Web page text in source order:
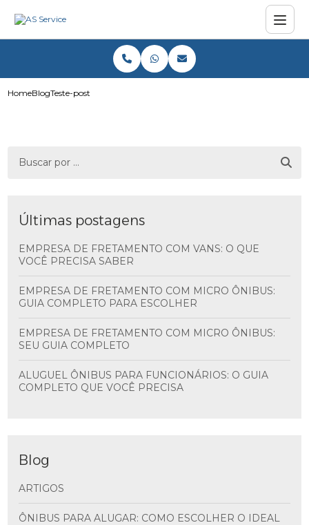
HomeBlogTeste-post
Últimas postagens
EMPRESA DE FRETAMENTO COM VANS: O QUE
VOCÊ PRECISA SABER
EMPRESA DE FRETAMENTO COM MICRO ÔNIBUS:
GUIA COMPLETO PARA ESCOLHER
EMPRESA DE FRETAMENTO COM MICRO ÔNIBUS:
SEU GUIA COMPLETO
ALUGUEL ÔNIBUS PARA FUNCIONÁRIOS: O GUIA
COMPLETO QUE VOCÊ PRECISA
Blog
ARTIGOS
ÔNIBUS PARA ALUGAR: COMO ESCOLHER O IDEAL